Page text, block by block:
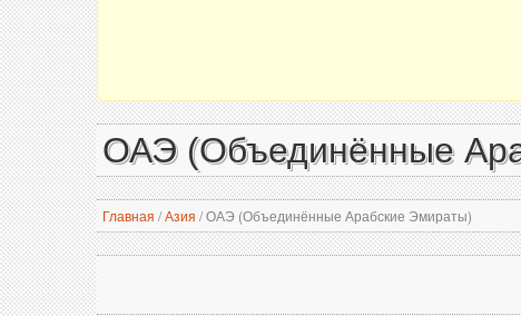
ОАЭ (Объединённые
Главная /Азия /ОАЭ (Объединённые Арабские Эмираты)